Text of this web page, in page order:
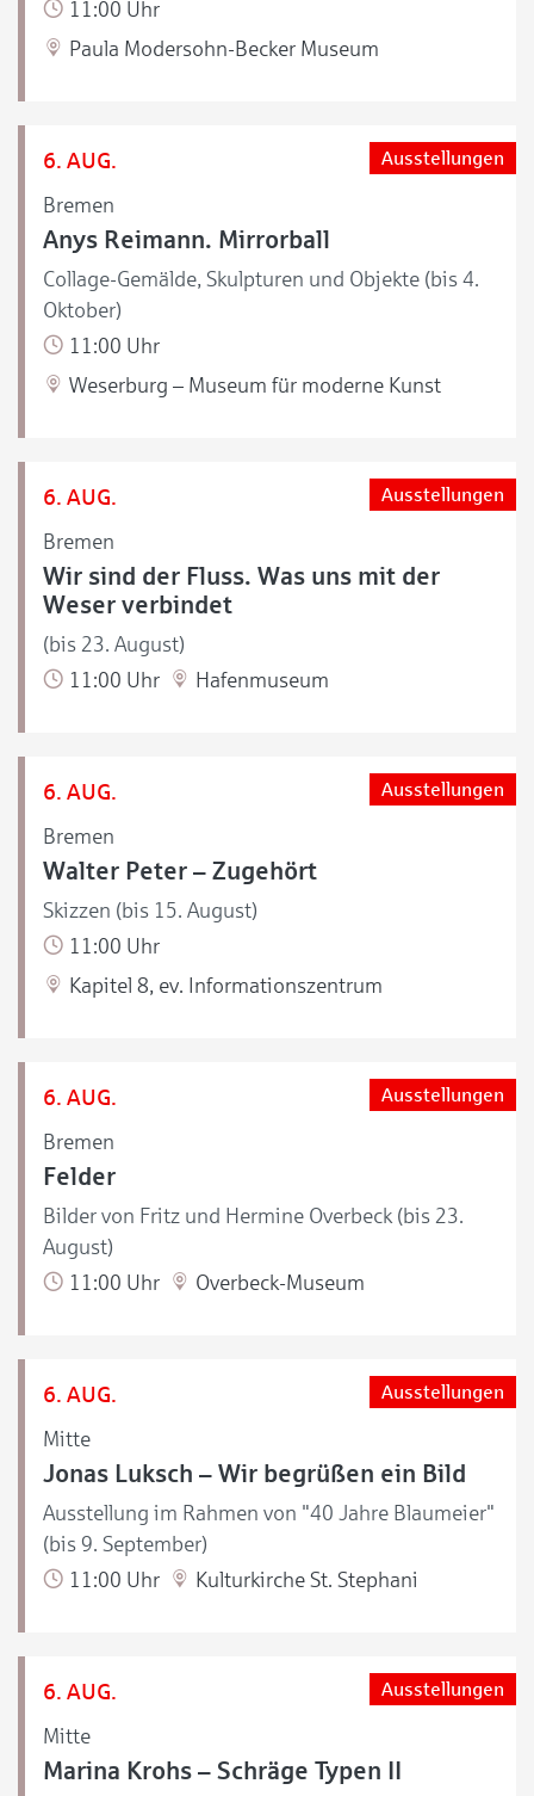
11:00 Uhr
Paula Modersohn-Becker Museum
6. AUG.
Bremen
Ausstellungen
Anys Reimann. Mirrorball
Collage-Gemälde, Skulpturen und Objekte (bis 4.
Oktober)
11:00 Uhr
Weserburg – Museum für moderne Kunst
6. AUG.
Bremen
Ausstellungen
Wir sind der Fluss. Was uns mit der
Weser verbindet
(bis 23. August)
11:00 Uhr
Hafenmuseum
6. AUG.
Bremen
Ausstellungen
Walter Peter – Zugehört
Skizzen (bis 15. August)
11:00 Uhr
Kapitel 8, ev. Informationszentrum
6. AUG.
Bremen
Ausstellungen
Felder
Bilder von Fritz und Hermine Overbeck (bis 23.
August)
11:00 Uhr
Overbeck-Museum
6. AUG.
Mitte
Ausstellungen
Jonas Luksch – Wir begrüßen ein Bild
Ausstellung im Rahmen von "40 Jahre Blaumeier"
(bis 9. September)
11:00 Uhr
Kulturkirche St. Stephani
6. AUG.
Mitte
Ausstellungen
Marina Krohs – Schräge Typen II